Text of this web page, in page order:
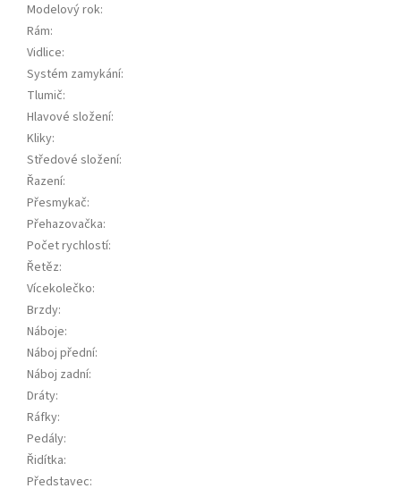
Modelový rok:
Rám:
Vidlice:
Systém zamykání:
Tlumič:
Hlavové složení:
Kliky:
Středové složení:
Řazení:
Přesmykač:
Přehazovačka:
Počet rychlostí:
Řetěz:
Vícekolečko:
Brzdy:
Náboje:
Náboj přední:
Náboj zadní:
Dráty:
Ráfky:
Pedály:
Řidítka:
Představec: